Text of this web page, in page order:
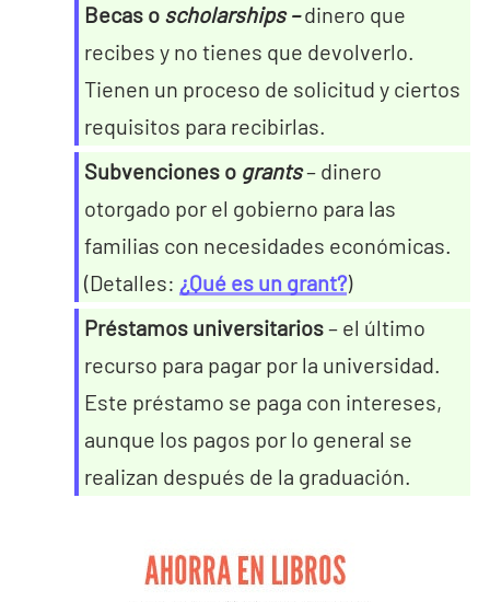
Becas o scholarships –dinero que
recibes y no tienes que devolverlo.
Tienen un proceso de solicitud y ciertos
requisitos para recibirlas.
Subvenciones o grants– dinero
otorgado por el gobierno para las
familias con necesidades económicas.
(Detalles: ¿Qué es un grant?)
Préstamos universitarios– el último
recurso para pagar por la universidad.
Este préstamo se paga con intereses,
aunque los pagos por lo general se
realizan después de la graduación.